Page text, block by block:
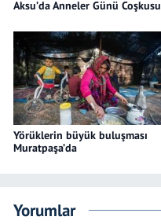
Aksu’da Anneler Günü Coşkusu
Yörüklerin büyük buluşması
Muratpaşa’da
Yorumlar